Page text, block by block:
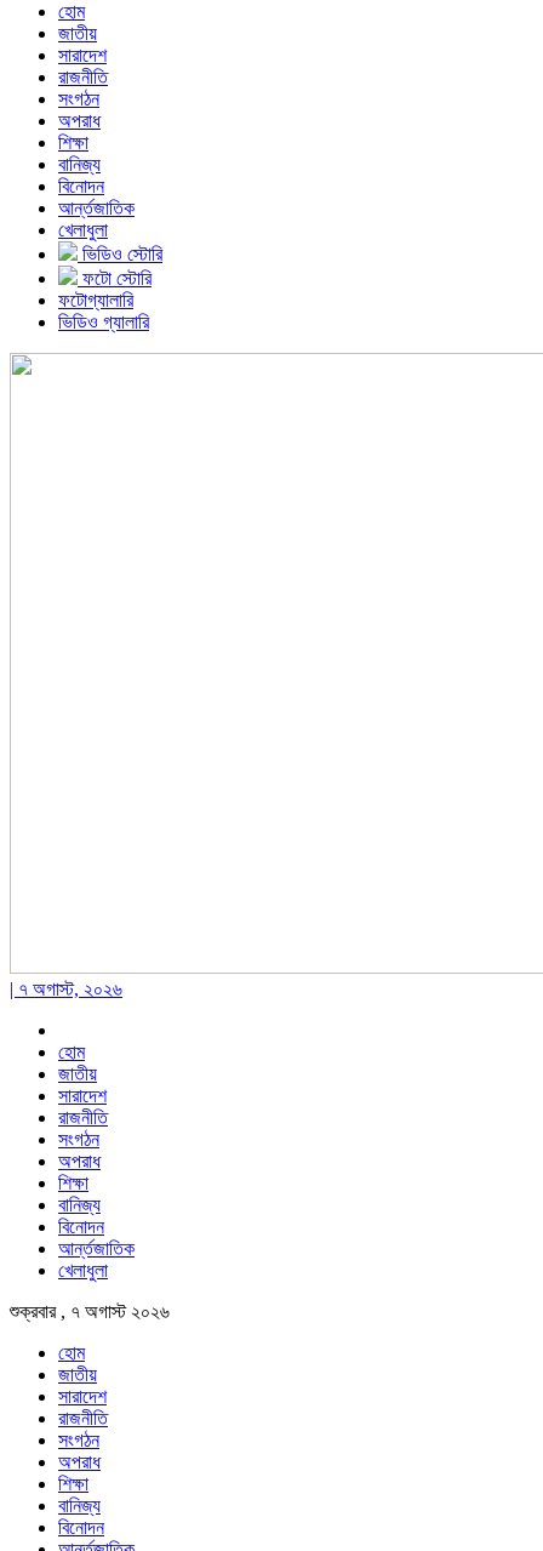
হোম
জাতীয়
সারাদেশ
রাজনীতি
সংগঠন
অপরাধ
শিক্ষা
বানিজ্য
বিনোদন
আর্ন্তজাতিক
খেলাধুলা
ভিডিও স্টোরি
ফটো স্টোরি
ফটোগ্যালারি
ভিডিও গ্যালারি
| ৭ অগাস্ট, ২০২৬
হোম
জাতীয়
সারাদেশ
রাজনীতি
সংগঠন
অপরাধ
শিক্ষা
বানিজ্য
বিনোদন
আর্ন্তজাতিক
খেলাধুলা
শুক্রবার , ৭ অগাস্ট ২০২৬
হোম
জাতীয়
সারাদেশ
রাজনীতি
সংগঠন
অপরাধ
শিক্ষা
বানিজ্য
বিনোদন